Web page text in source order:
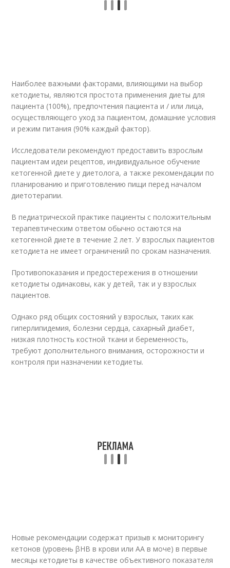
Наиболее важными факторами, влияющими на выбор
кетодиеты, являются простота применения диеты для
пациента (100%), предпочтения пациента и / или лица,
осуществляющего уход за пациентом, домашние условия
и режим питания (90% каждый фактор).
Исследователи рекомендуют предоставить взрослым
пациентам идеи рецептов, индивидуальное обучение
кетогенной диете у диетолога, а также рекомендации по
планированию и приготовлению пищи перед началом
диетотерапии.
В педиатрической практике пациенты с положительным
терапевтическим ответом обычно остаются на
кетогенной диете в течение 2 лет. У взрослых пациентов
кетодиета не имеет ограничений по срокам назначения.
Противопоказания и предостережения в отношении
кетодиеты одинаковы, как у детей, так и у взрослых
пациентов.
Однако ряд общих состояний у взрослых, таких как
гиперлипидемия, болезни сердца, сахарный диабет,
низкая плотность костной ткани и беременность,
требуют дополнительного внимания, осторожности и
контроля при назначении кетодиеты.
Новые рекомендации содержат призыв к мониторингу
кетонов (уровень βHB в крови или AA в моче) в первые
месяцы кетодиеты в качестве объективного показателя